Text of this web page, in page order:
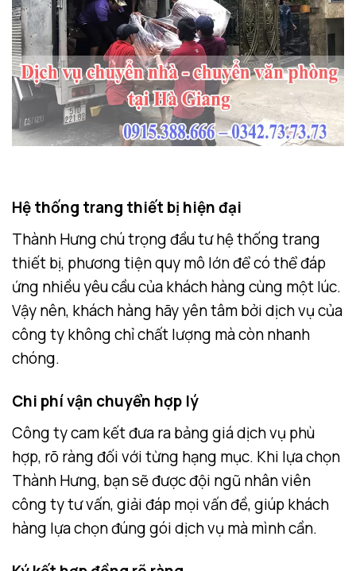
Hệ thống trang thiết bị hiện đại
Thành Hưng chú trọng đầu tư hệ thống trang
thiết bị, phương tiện quy mô lớn để có thể đáp
ứng nhiều yêu cầu của khách hàng cùng một lúc.
Vậy nên, khách hàng hãy yên tâm bởi dịch vụ của
công ty không chỉ chất lượng mà còn nhanh
chóng.
Chi phí vận chuyển hợp lý
Công ty cam kết đưa ra bảng giá dịch vụ phù
hợp, rõ ràng đối với từng hạng mục. Khi lựa chọn
Thành Hưng, bạn sẽ được đội ngũ nhân viên
công ty tư vấn, giải đáp mọi vấn đề, giúp khách
hàng lựa chọn đúng gói dịch vụ mà mình cần.